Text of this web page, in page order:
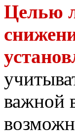
Целью
важной